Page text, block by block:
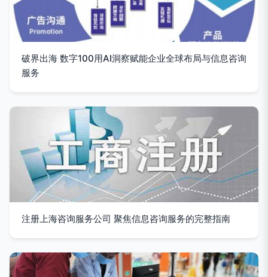
破界出海 数字100用AI洞察赋能企业全球布局与信息咨询
服务
注册上海咨询服务公司 聚焦信息咨询服务的完整指南